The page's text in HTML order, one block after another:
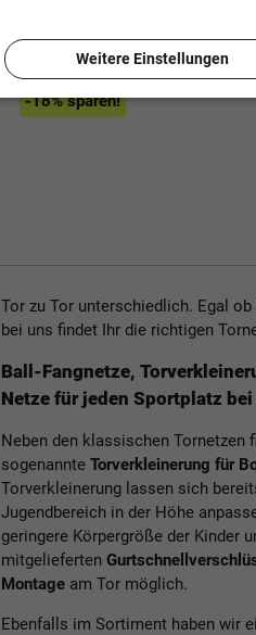
379,00 €UVP ab 279,90 €
-18% sparen!
Tor zu Tor unterschiedlich. Egal ob
bei uns findet Ihr die richtigen
Ball-Fangnetze,
Netze für jeden Sportplatz
Neben den klassischen Tornetzen
sogenannte Torverkleinerung für
Torverkleinerung lassen sich
Jugendbereich in der Höhe
geringere Körpergröße der Kinder
mitgelieferten
Montageam Tor möglich.
Ebenfalls im Sortiment haben wir
Weitere Einstellungen